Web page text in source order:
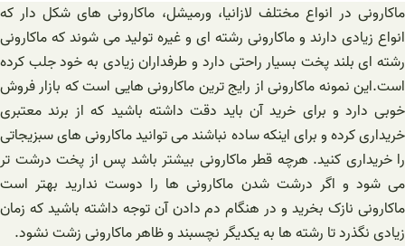
ماکارونی در انواع مختلف لازانیا، ورمیشل، ماکارونی های شکل دار که
انواع زیادی دارند و ماکارونی رشته ای و غیره تولید می شوند که ماکارونی
رشته ای بلند پخت بسیار راحتی دارد و طرفداران زیادی به خود جلب کرده
است.این نمونه ماکارونی از رایج ترین ماکارونی هایی است که بازار فروش
خوبی دارد و برای خرید آن باید دقت داشته باشید که از برند معتبری
خریداری کرده و برای اینکه ساده نباشند می توانید ماکارونی های سبزیجاتی
را خریداری کنید. هرچه قطر ماکارونی بیشتر باشد پس از پخت درشت تر
می شود و اگر درشت شدن ماکارونی ها را دوست ندارید بهتر است
ماکارونی نازک بخرید و در هنگام دم دادن آن توجه داشته باشید که زمان
زیادی نگذرد تا رشته ها به یکدیگر نچسبند و ظاهر ماکارونی زشت نشود.